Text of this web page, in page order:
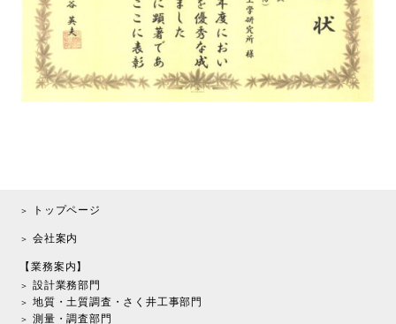
トップページ
会社案内
【業務案内】
設計業務部門
地質・土質調査・さく井工事部門
測量・調査部門